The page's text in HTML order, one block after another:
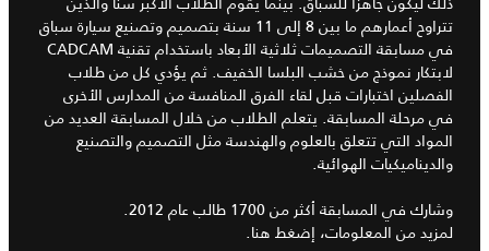
تتراوح أعمارهم ما بين 8 إلى 11 سنة بتصميم وتصنيع سيارة سباق
في مسابقة التصميمات ثلاثية الأبعاد باستخدام تقنية CADCAM
لابتكار نموذج من خشب البلسا الخفيف. ثم يؤدي كل من طلاب
الفصلين اختبارات قبل لقاء الفرق المنافسة من المدارس الأخرى
في مرحلة المسابقة. يتعلم الطلاب من خلال المسابقة العديد من
المواد التي تتعلق بالعلوم والهندسة مثل التصميم والتصنيع
والديناميكيات الهوائية.
وشارك في المسابقة أكثر من 1700 طالب عام 2012.
لمزيد من المعلومات، إضغط هنا.